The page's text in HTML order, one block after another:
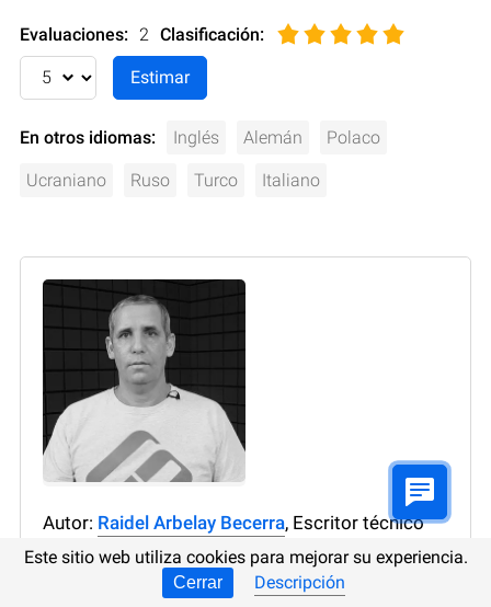
Evaluaciones: 2 Clasificación:
En otros idiomas: Inglés Alemán Polaco
Ucraniano Ruso Turco Italiano
Autor: Raidel Arbelay Becerra, Escritor técnico
Raidel Arbelay Becerra es un escritor técnico de
Hetman Software y la voz y la cara del canal de
Este sitio web utiliza cookies para mejorar su experiencia.
Cerrar Descripción